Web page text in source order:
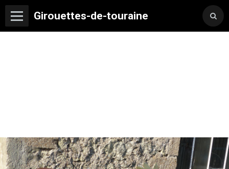
Girouettes-de-touraine